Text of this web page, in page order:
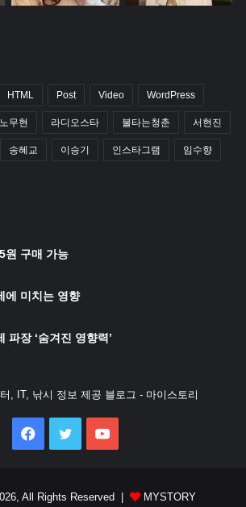
HTML Post Video WordPress
노무현 라디오스타 불타는청춘 서현진
송혜교 이승기 인스타그램 임수향
원 구매 가능
에 미치는 영향
파장 ‘숨겨진 영향력’
, IT, 낚시 정보 제공 블로그 - 마이스토리
Facebook
Twitter
All Rights Reserved | MYSTORY